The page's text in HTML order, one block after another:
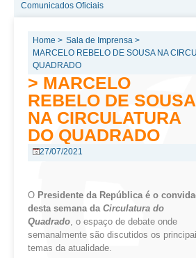
Comunicados Oficiais
Home > Sala de Imprensa >
MARCELO REBELO DE SOUSA NA
QUADRADO
> MARCELO
REBELO DE SOUSA
NA CIRCULATURA
DO QUADRADO
27/07/2021
O Presidente da República é o
desta semana da Circulatura do
Quadrado , o espaço de debate onde
semanalmente são discutidos os
temas da atualidade.